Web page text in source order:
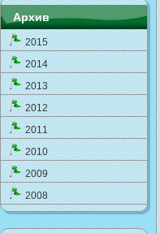
Архив
2015
2014
2013
2012
2011
2010
2009
2008